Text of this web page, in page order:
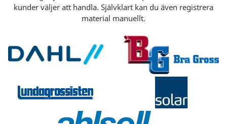
kunder väljer att handla. Självklart kan du även registrera
material manuellt.